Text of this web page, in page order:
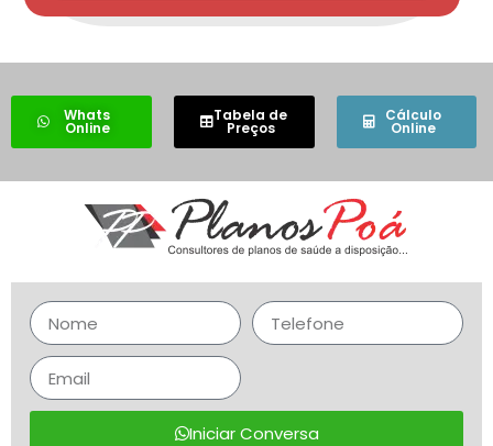
Whats
Online
Tabela de
Preços
Cálculo
Online
Iniciar Conversa